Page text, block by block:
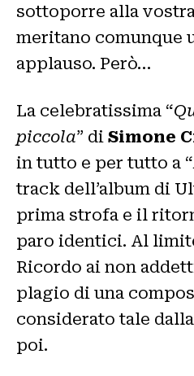
sottoporre alla
meritano comunque
applauso. Però…
La celebratissima “
piccola” di Simone
in tutto e per tutto a “
track dell’album di
prima strofa e il
paro identici. Al
Ricordo ai non
plagio di una
considerato tale
poi.